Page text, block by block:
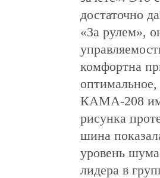
достаточно
«За рулем»,
комфортна
КАМА-208
рисунка
шина
уровень
лидера в